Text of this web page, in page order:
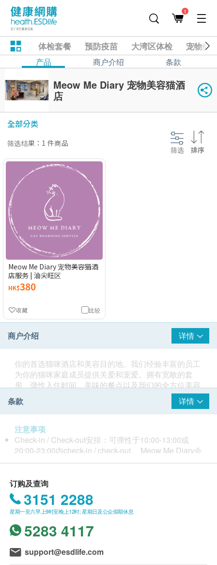
1
体检套餐 预防疫苗 大湾区体检 宠物健
产品 商户介绍 条款
Meow Me Diary 宠物美容猫酒
店
全部分类
筛选结果：1 件商品
筛选 排序
Meow Me Diary 宠物美容猫酒
店服务 | 油尖旺区
HK$380
比较
收藏
商户介绍 详情
你的首选猫咪酒店和美容目的地。我们经验丰富的员工
为你的猫咪家庭成员提供关爱和宠爱。拥有宽敞的套
房、弹性入住时间、美味的餐点以及我们的全方位美容
服务，我们确保你的猫咪享受放松和恢复活力的住宿体
验。
地址：九龙佐敦上海街62号AVA62一楼
营业时间：星期一至五11:00am - 3:00pm & 5:00pm -
9:00pm; 星期六至日 11:00am - 7:00pm
电話号码：9633 9323
条款 详情
注意事项
Check-in / Check-out安排：可弹性于10:00-13:00或
20:00-23:00内check-in / check-out。 Meow Me Diary会
请预留大约半小时安排猫猫入住事宜
由于房间数量有限，故此不设选择指定的房间，如需指
定房间，请先与职员联络。
入住前准备
请于入住前一个月内先为猫猫滴颈杜蚤，以保障所有猫
猫的健康(客人必须拍片证明已完全此项预防及把影片
传送给本店作纪录，影片须包含拍摄的日期，如新闻台
或手机锁屏的日期)
订购及查询
3151 2288
星期一至六早上9时至晚上12时; 星期日及公众假期休息
5283 4117
support@esdlife.com